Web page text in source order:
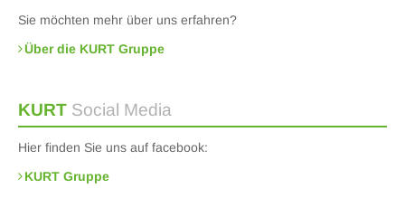
Sie möchten mehr über uns erfahren?
Über die KURT Gruppe
KURT Social Media
Hier finden Sie uns auf facebook:
KURT Gruppe